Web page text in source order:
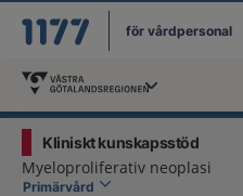
för vårdpersonal
Du har valt region
Kliniskt kunskapsstöd
Myeloproliferativ neoplasi
Primärvård